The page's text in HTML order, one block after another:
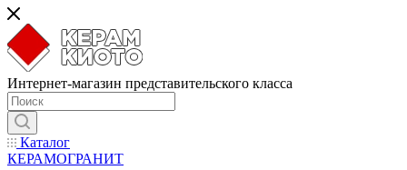
Интернет-магазин представительского класса
Каталог
КЕРАМОГРАНИТ